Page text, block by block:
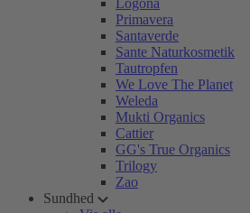
Logona
Primavera
Santaverde
Sante Naturkosmetik
Tautropfen
We Love The Planet
Weleda
Mukti Organics
Cattier
GG's True Organics
Trilogy
Zao
Sundhed